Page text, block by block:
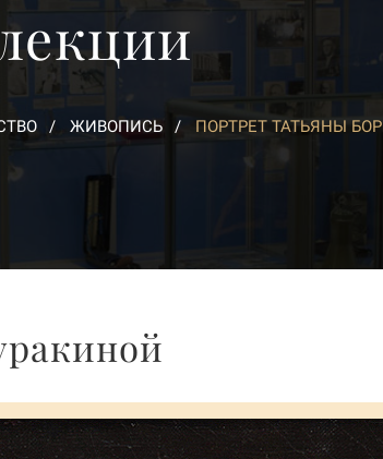
ЖИВОПИСЬ ПОРТРЕТ ТАТЬЯНЫ